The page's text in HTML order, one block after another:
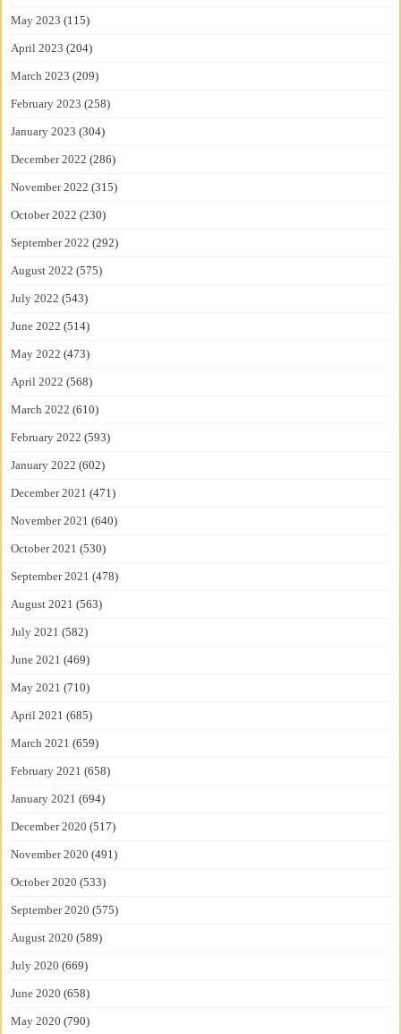
May 2023 (115)
April 2023 (204)
March 2023 (209)
February 2023 (258)
January 2023 (304)
December 2022 (286)
November 2022 (315)
October 2022 (230)
September 2022 (292)
August 2022 (575)
July 2022 (543)
June 2022 (514)
May 2022 (473)
April 2022 (568)
March 2022 (610)
February 2022 (593)
January 2022 (602)
December 2021 (471)
November 2021 (640)
October 2021 (530)
September 2021 (478)
August 2021 (563)
July 2021 (582)
June 2021 (469)
May 2021 (710)
April 2021 (685)
March 2021 (659)
February 2021 (658)
January 2021 (694)
December 2020 (517)
November 2020 (491)
October 2020 (533)
September 2020 (575)
August 2020 (589)
July 2020 (669)
June 2020 (658)
May 2020 (790)